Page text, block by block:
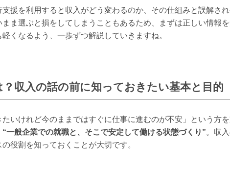
援を利用すると収入がどう変わるのか、その仕組みと誤解さ
ま選ぶと損をしてしまうこともあるため、まずは正しい情報を
くなるよう、一歩ずつ解説していきますね。
収入の話の前に知っておきたい基本と目的
いけれど今のままではすぐに仕事に進むのが不安」という方
“一般企業での就職と、そこで安定して働ける状態づくり”。収
役割を知っておくことが大切です。